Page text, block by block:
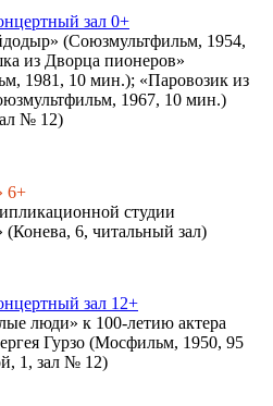
зал 0+
(Союзмультфильм, 1954,
из Дворца пионеров»
1981, 10 мин.); «Паровозик из
1967, 10 мин.)
№ 12)
6+
студии
6, читальный зал)
зал 12+
люди» к 100-летию актера
Гурзо (Мосфильм, 1950, 95
1, зал № 12)